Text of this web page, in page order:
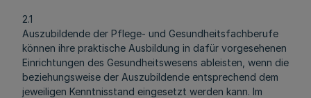
2.1
Auszubildende der Pflege- und Gesundheitsfachberufe
können ihre praktische Ausbildung in dafür vorgesehenen
Einrichtungen des Gesundheitswesens ableisten, wenn die
beziehungsweise der Auszubildende entsprechend dem
jeweiligen Kenntnisstand eingesetzt werden kann. Im